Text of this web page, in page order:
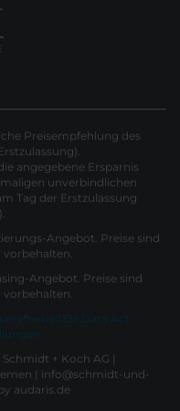
Preisempfehlung des
angegebene Ersparnis
unverbindlichen
Tag der Erstzulassung
Angebot. Preise sind
Angebot. Preise sind
EU Data Act
+ Koch AG |
| info@schmidt-und-
audaris.de